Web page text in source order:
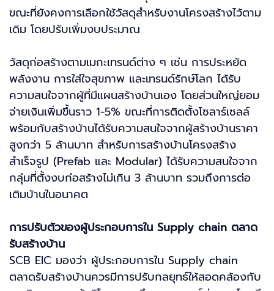
ขณะที่ยังคงการเลือกใช้วัสดุสำหรับงานโครงสร้างไว้ตาม
เดิม โดยปรับเพิ่มงบประมาณ
วัสดุก่อสร้างตามเมกะเทรนด์ต่าง ๆ เช่น การประหยัด
พลังงาน การใส่ใจสุขภาพ และเทรนด์รักษ์โลก ได้รับ
ความสนใจจากผู้ที่มีแผนสร้างบ้านเอง โดยส่วนใหญ่ยอม
จ่ายเงินเพิ่มขึ้นราว 1-5% ขณะที่การติดตั้งโซลาร์เซลล์
พร้อมกับสร้างบ้านได้รับความสนใจจากผู้สร้างบ้านราคา
สูงกว่า 5 ล้านบาท สำหรับการสร้างบ้านโครงสร้าง
สำเร็จรูป (Prefab และ Modular) ได้รับความสนใจจาก
กลุ่มที่ตั้งงบก่อสร้างไม่เกิน 3 ล้านบาท รวมถึงการต่อ
เติมบ้านในอนาคต
การปรับตัวของผู้ประกอบการใน Supply chain ตลาด
รับสร้างบ้าน
SCB EIC มองว่า ผู้ประกอบการใน Supply chain
ตลาดรับสร้างบ้านควรมีการปรับกลยุทธ์ให้สอดคล้องกับ